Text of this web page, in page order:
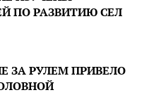
ПО РАЗВИТИЮ СЕЛ
ЗА РУЛЕМ ПРИВЕЛО